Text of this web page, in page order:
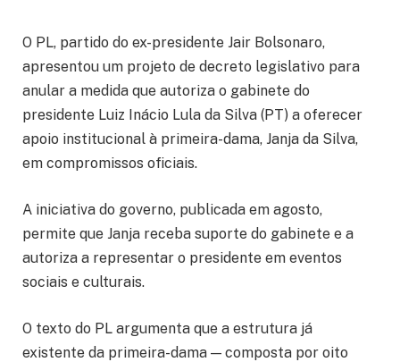
O PL, partido do ex-presidente Jair Bolsonaro,
apresentou um projeto de decreto legislativo para
anular a medida que autoriza o gabinete do
presidente Luiz Inácio Lula da Silva (PT) a oferecer
apoio institucional à primeira-dama, Janja da Silva,
em compromissos oficiais.
A iniciativa do governo, publicada em agosto,
permite que Janja receba suporte do gabinete e a
autoriza a representar o presidente em eventos
sociais e culturais.
O texto do PL argumenta que a estrutura já
existente da primeira-dama — composta por oito